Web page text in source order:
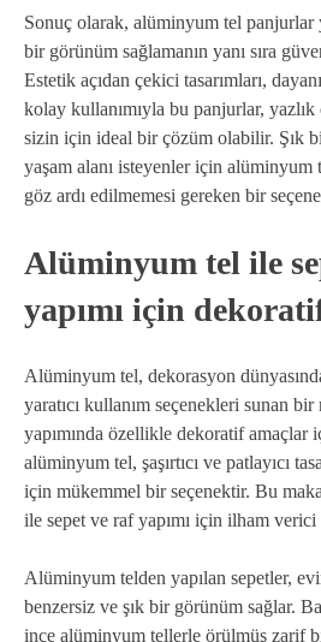
Sonuç olarak, alüminyum tel panjurlar
bir görünüm sağlamanın yanı sıra
Estetik açıdan çekici tasarımları,
kolay kullanımıyla bu panjurlar,
sizin için ideal bir çözüm olabilir. Şık
yaşam alanı isteyenler için
göz ardı edilmemesi gereken bir
Alüminyum tel ile
yapımı için
Alüminyum tel, dekorasyon
yaratıcı kullanım seçenekleri sunan
yapımında özellikle dekoratif amaçlar
alüminyum tel, şaşırtıcı ve patlayıcı
için mükemmel bir seçenektir. Bu
ile sepet ve raf yapımı için ilham
Alüminyum telden yapılan sepetler,
benzersiz ve şık bir görünüm sağlar.
ince alüminyum tellerle örülmüş zarif